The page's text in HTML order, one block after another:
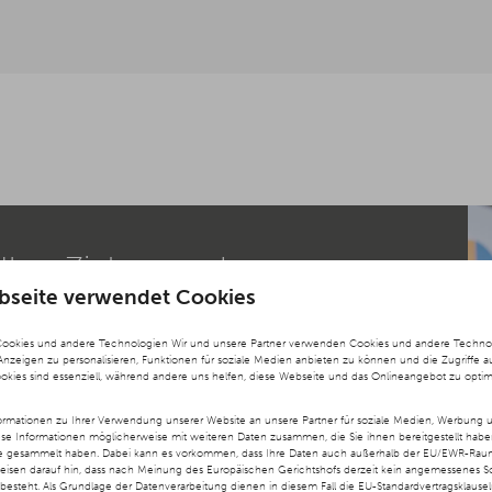
verwendet Cookies
und andere Technologien Wir und unsere Partner verwenden Cookies und andere
zu personalisieren, Funktionen für soziale Medien anbieten zu können und die Zugriffe
sind essenziell, während andere uns helfen, diese Webseite und das Onlineangebot zu
zu Ihrer Verwendung unserer Website an unsere Partner für soziale Medien, Werbung
Informationen möglicherweise mit weiteren Daten zusammen, die Sie ihnen bereitgestellt
haben. Dabei kann es vorkommen, dass Ihre Daten auch außerhalb der EU/EWR-
darauf hin, dass nach Meinung des Europäischen Gerichtshofs derzeit kein angemessenes
Als Grundlage der Datenverarbeitung dienen in diesem Fall die EU-
Zielgruppe!
informativen Inhalten zu begeistern?
uns gemeinsam eine
entwickeln, die Ihre Marke stärkt
Sie in einem unverbindlichen